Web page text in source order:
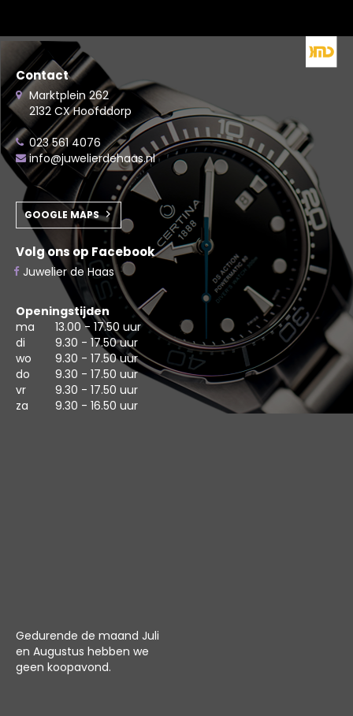
Contact
Marktplein 262
2132 CX Hoofddorp
023 561 4076
info@juwelierdehaas.nl
GOOGLE MAPS
Volg ons op Facebook
Juwelier de Haas
Openingstijden
ma
13.00 - 17.50 uur
di
9.30 - 17.50 uur
wo
9.30 - 17.50 uur
do
9.30 - 17.50 uur
vr
9.30 - 17.50 uur
za
9.30 - 16.50 uur
Gedurende de maand Juli
en Augustus hebben we
geen koopavond.